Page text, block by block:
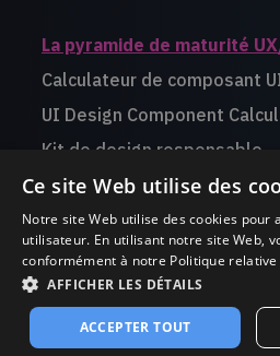
La pyramide de maturité
Calculateur de composant
UI Design Component
Kit de design responsable
Livre blanc Design for
©use.design 2002-2026 -Mentions
Ce site Web utilise des
Notre site Web utilise des cookies pour
utilisateur. En utilisant notre site Web,
conformément à notre Politique relative
AFFICHER LES DÉTAILS
ACCEPTER TOUT